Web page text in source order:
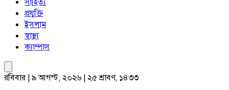
প্রযুক্তি
ইসলাম
স্বাস্থ্য
ক্যাম্পাস
রবিবার | ৯ আগস্ট, ২০২৬ | ২৫ শ্রাবণ, ১৪৩৩